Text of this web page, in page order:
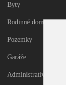
Byty
Rodinné domy
Pozemky
Garáže
Administratívne